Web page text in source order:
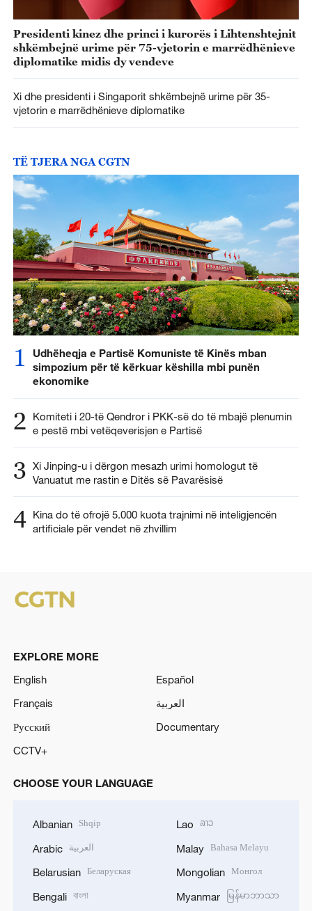
Presidenti kinez dhe princi i kurorës i Lihtenshtejnit
shkëmbejnë urime për 75-vjetorin e marrëdhënieve
diplomatike midis dy vendeve
Xi dhe presidenti i Singaporit shkëmbejnë urime për 35-
vjetorin e marrëdhënieve diplomatike
TË TJERA NGA CGTN
1
Udhëheqja e Partisë Komuniste të Kinës mban
simpozium për të kërkuar këshilla mbi punën
ekonomike
2
Komiteti i 20-të Qendror i PKK-së do të mbajë plenumin
e pestë mbi vetëqeverisjen e Partisë
3 Xi Jinping-u i dërgon mesazh urimi homologut të
Vanuatut me rastin e Ditës së Pavarësisë
4 Kina do të ofrojë 5.000 kuota trajnimi në inteligjencën
artificiale për vendet në zhvillim
EXPLORE MORE
English
Español
Français
العربية
Русский
Documentary
CCTV+
CHOOSE YOUR LANGUAGE
Albanian Shqip
Arabic العربية
Belarusian Беларуская
Bengali বাংলা
Lao ລາວ
Malay Bahasa Melayu
Mongolian Монгол
Myanmar မြန်မာဘာသာ